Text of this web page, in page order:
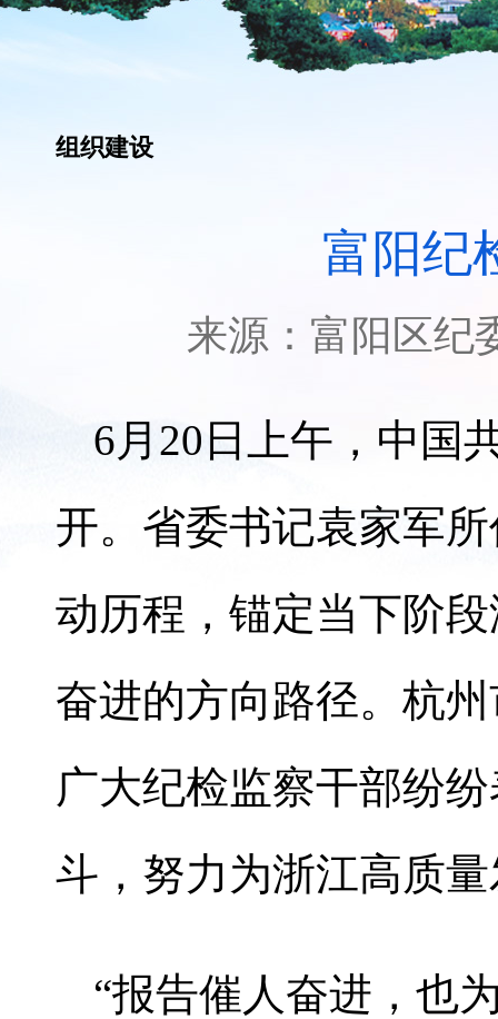
组织建设
富阳纪
来源： 富阳区纪
6月20日上午，中国
开。省委书记袁家军
动历程，锚定当下阶
奋进的方向路径。杭
广大纪检监察干部纷
斗，努力为浙江高质
“报告催人奋进，也